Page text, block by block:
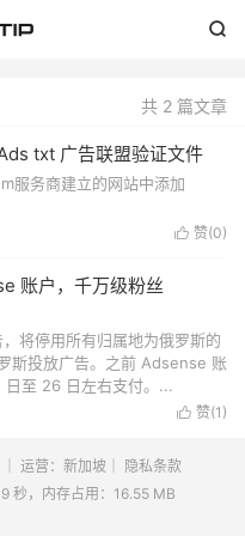

共 2 篇文章
txt 广告联盟验证文件
服务商建立的网站中添加
 赞(0)
账户，千万级粉丝
将停用所有归属地为俄罗斯的
斯投放广告。之前 Adsense 账
至 26 日左右支付。...
 赞(1 )
｜ 运营：新加坡｜
隐私条款
秒，内存占用：16.55 MB